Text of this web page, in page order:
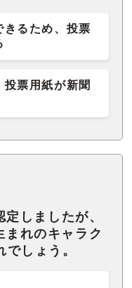
きるため、投票
票用紙が新聞
しましたが、
まれのキャラク
しょう。